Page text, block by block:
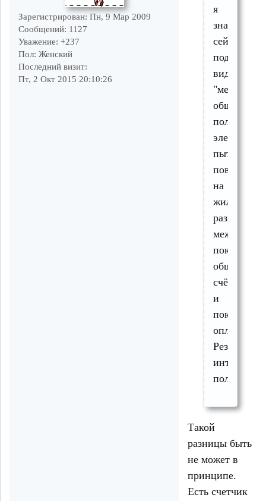
Зарегистрирован: Пн, 9 Мар 2009
Сообщений: 1127
Уважение: +237
Пол: Женский
Последний визит:
Пт, 2 Окт 2015 20:10:26
я
знаю,
сейчас
под
видом
"мест
общего
пытается
повесить
на
жильцов
разницу
между
счётчика
и
оплаты.
Результаты
Такой
разницы быть
не может в
принципе.
Есть счетчик